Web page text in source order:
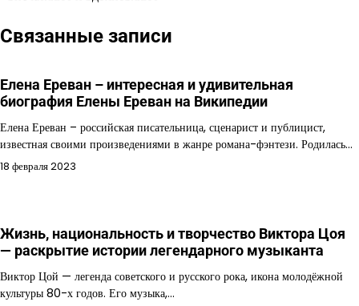
Связанные записи
Елена Ереван – интересная и удивительная
биография Елены Ереван на Википедии
Елена Ереван – российская писательница, сценарист и публицист,
известная своими произведениями в жанре романа-фэнтези. Родилась…
18 февраля 2023
Жизнь, национальность и творчество Виктора Цоя
— раскрытие истории легендарного музыканта
Виктор Цой — легенда советского и русского рока, икона молодёжной
культуры 80-х годов. Его музыка,…